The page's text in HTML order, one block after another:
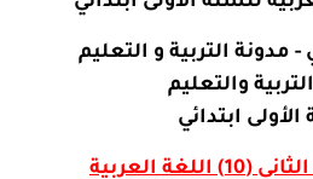
- مدونة التربية و التعليم
والتعليم
ابتدائي
اللغة العربية